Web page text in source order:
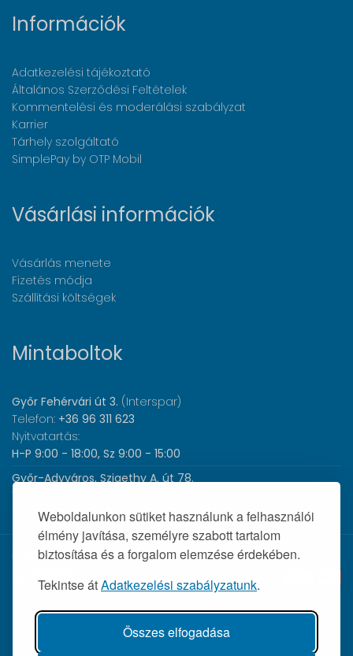
Weboldalunkon sütiket használunk a felhasználói
élmény javítása, személyre szabott tartalom
biztosítása és a forgalom elemzése érdekében.
Tekintse átAdatkezelési szabályzatunk.
Összes elfogadása
Információk
Adatkezelési tájékoztató
Általános Szerződési Feltételek
Kommentelési és moderálási szabályzat
Karrier
Tárhely szolgáltató
SimplePay by OTP Mobil
Vásárlási információk
Vásárlás menete
Fizetés módja
Szállítási költségek
Mintaboltok
Győr Fehérvári út 3. (Interspar)
Telefon: +36 96 311 623
Nyitvatartás:
H-P 9:00 - 18:00, Sz 9:00 - 15:00
Győr-Adyváros, Szigethy A. út 78.
Telefon:
Nyitvatartás:H-P 8:00 - 17:00
© 2026 Wolf Orvosi Műszer Kft. |